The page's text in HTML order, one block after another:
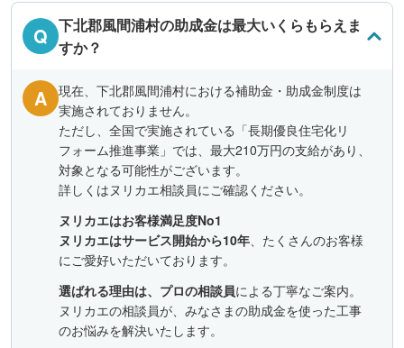
Q 下北郡風間浦村の助成金は最大いくらもらえま
すか？
A
現在、下北郡風間浦村における補助金・助成金制度は
実施されておりません。
ただし、全国で実施されている「長期優良住宅化リ
フォーム推進事業」では、最大210万円の支給があり、
対象となる可能性がございます。
詳しくはヌリカエ相談員にご確認ください。
ヌリカエはお客様満足度No1
ヌリカエはサービス開始から10年、たくさんのお客様
にご愛好いただいております。
選ばれる理由は、プロの相談員による丁寧なご案内。
ヌリカエの相談員が、みなさまの助成金を使った工事
のお悩みを解決いたします。